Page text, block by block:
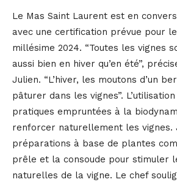
Le Mas Saint Laurent est en
avec une certification prévue pour le
millésime 2024. “Toutes les vignes
aussi bien en hiver qu’en été”,
Julien. “L’hiver, les moutons d’un
pâturer dans les vignes”.
pratiques empruntées à la
renforcer naturellement les vignes.
préparations à base de plantes
prêle et la consoude pour stimuler
naturelles de la vigne. Le chef